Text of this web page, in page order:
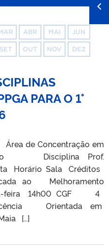
ABR MAI JUN
SET OUT NOV DEZ
PARA O 1°
em
Disciplina Prof.
Horário Sala Créditos
ao Melhoramento
feira 14h00 CGF 4
Orientada em
[…]